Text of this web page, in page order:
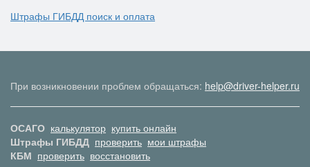
Штрафы ГИБДД поиск и оплата
При возникновении проблем обращаться: help@driver-helper.ru
ОСАГО калькулятор купить онлайн
Штрафы ГИБДД проверить мои штрафы
КБМ проверить восстановить